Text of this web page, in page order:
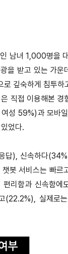
남녀 1,000명을 대
을 받고 있는 가운
깊숙하게 침투하
직접 이용해본 경
성 59%)과 모바
었다.
답), 신속하다
봇 서비스는 빠르
리함과 신속함에
(22.2%), 실제로